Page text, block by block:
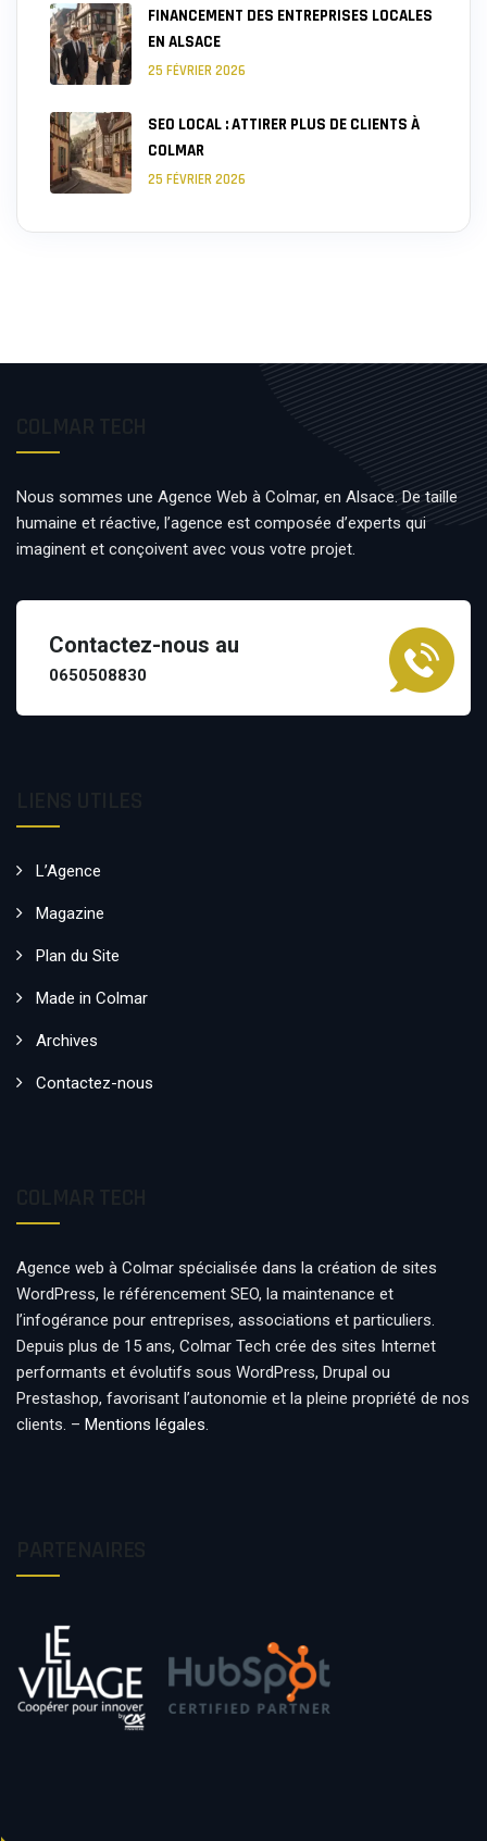
FINANCEMENT DES ENTREPRISES LOCALES
EN ALSACE
25 FÉVRIER 2026
SEO LOCAL : ATTIRER PLUS DE CLIENTS À
COLMAR
25 FÉVRIER 2026
Nous sommes une Agence Web à Colmar, en Alsace. De taille
humaine et réactive, l’agence est composée d’experts qui
imaginent et conçoivent avec vous votre projet.
Contactez-nous au
0650508830
L’Agence
Magazine
Plan du Site
Made in Colmar
Archives
Contactez-nous
Agence web à Colmar spécialisée dans la création de sites
WordPress, le référencement SEO, la maintenance et
l’infogérance pour entreprises, associations et particuliers.
Depuis plus de 15 ans, Colmar Tech crée des sites Internet
performants et évolutifs sous WordPress, Drupal ou
Prestashop, favorisant l’autonomie et la pleine propriété de nos
clients. – Mentions légales.